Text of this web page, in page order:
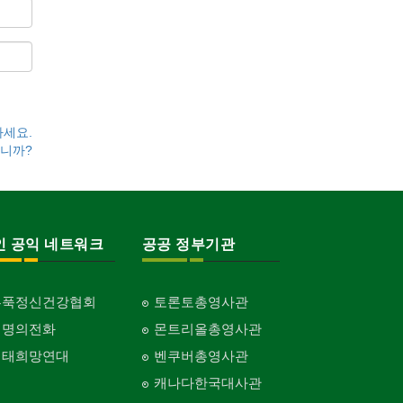
요.
까?
공익 네트워크
정신건강협회
의전화
희망연대
공공 정부기관
토론토총영사관
몬트리올총영사관
벤쿠버총영사관
캐나다한국대사관